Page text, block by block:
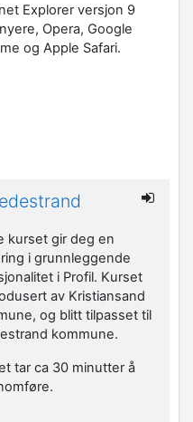
Explorer versjon 9
Opera, Google
og Apple Safari.
kurset gir deg en
i grunnleggende
i Profil. Kurset
av Kristiansand
og blitt tilpasset til
kommune.
tar ca 30 minutter å